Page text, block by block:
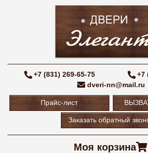
+7 (831) 269-65-75
+7
dveri-nn@mail.ru
Прайс-лист
Заказать обратный
Моя корзина